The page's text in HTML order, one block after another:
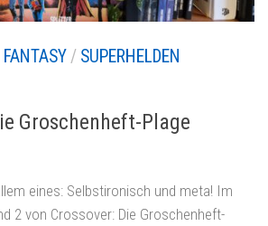
FANTASY / SUPERHELDEN
Groschenheft-Plage
eines: Selbstironisch und meta! Im
2 von Crossover: Die Groschenheft-